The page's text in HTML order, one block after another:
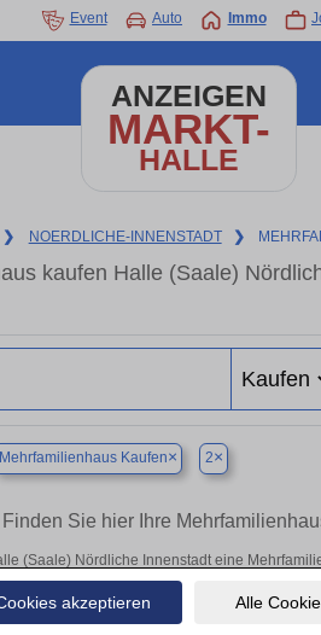
akzeptieren Alle
Event Auto Immo
ANZEIGEN
MARKT-
HALLE
❯ NOERDLICHE-INNENSTADT ❯
kaufen Halle (Saale)
Mehrfamilienhaus Kaufen× 2×
Finden Sie hier Ihre
(Saale) Nördliche Innenstadt eine
Kapitalanlage oder zur Vermietung – hier